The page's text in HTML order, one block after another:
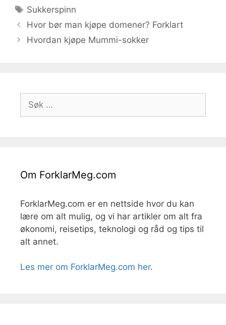
Stikkord
Sukkerspinn
Hvor bør man kjøpe domener? Forklart
Hvordan kjøpe Mummi-sokker
etter:
Om ForklarMeg.com
ForklarMeg.com er en nettside hvor du kan
lære om alt mulig, og vi har artikler om alt fra
økonomi, reisetips, teknologi og råd og tips til
alt annet.
Les mer om ForklarMeg.com her.